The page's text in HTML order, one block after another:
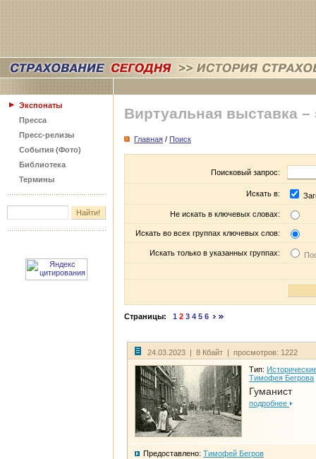
Экспонаты
Пресса
Пресс-релизы
События (Фото)
Библиотека
Термины
Виртуальная выставка –
Главная / Поиск
Поисковый запрос:
Искать в:
Не искать в ключевых словах:
Искать во всех группах ключевых слов:
Искать только в указанных группах:
Страницы: 1 2 3 4 5 6
24.03.2023 | 8 Кбайт | просмотров: 1222
Тип:
Тимофея Бегрова
Гуманист
подробнее
Предоставлено: Тимофей Бегров